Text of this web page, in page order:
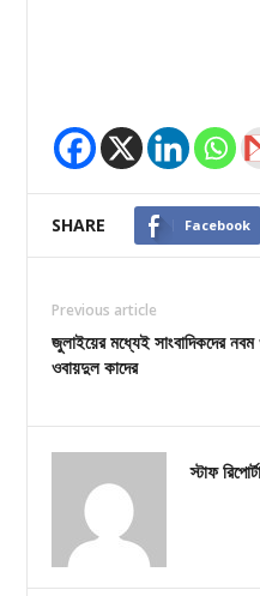
SHARE Facebook
Previous article
জুলাইয়ের মধ্যেই সাংবাদিকদের
ওবায়দুল কাদের
স্টাফ